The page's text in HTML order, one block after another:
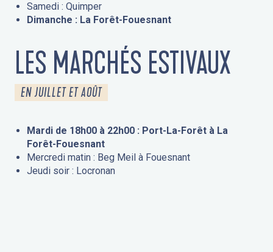
Samedi : Quimper
Dimanche : La Forêt-Fouesnant
LES MARCHÉS ESTIVAUX
EN JUILLET ET AOÛT
Mardi de 18h00 à 22h00 : Port-La-Forêt à La
Forêt-Fouesnant
Mercredi matin : Beg Meil à Fouesnant
Jeudi soir : Locronan